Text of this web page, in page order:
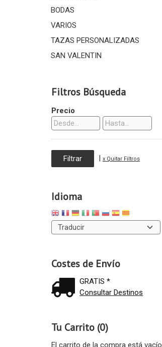
BODAS
VARIOS
TAZAS PERSONALIZADAS
SAN VALENTIN
Filtros Búsqueda
Precio
| x Quitar Filtros
Idioma
Costes de Envío
GRATIS *
Consultar Destinos
Tu Carrito (0)
El carrito de la compra está vacío